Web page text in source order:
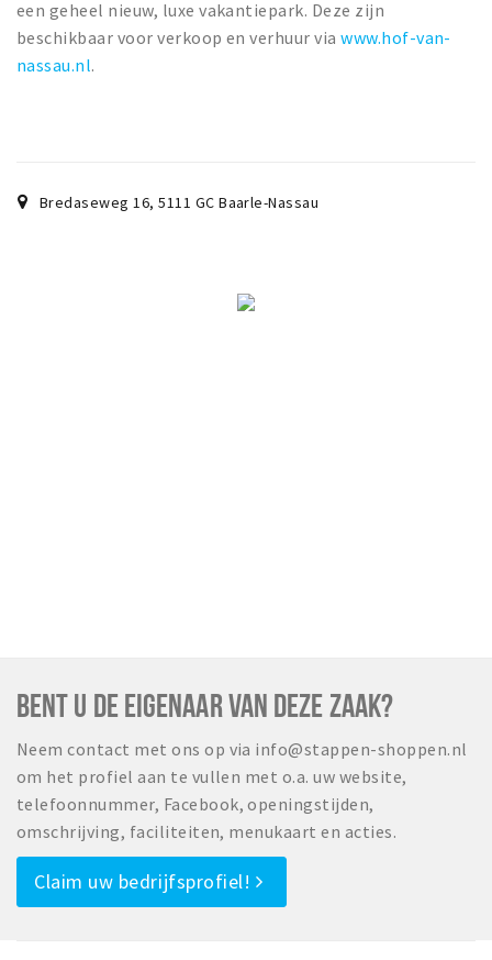
Wandelroutes
Natuurgebieden
Inloggen
een geheel nieuw, luxe vakantiepark. Deze zijn
beschikbaar voor verkoop en verhuur viawww.hof-van-
nassau.nl.
Bredaseweg 16,5111 GC Baarle-Nassau
BENT U DE EIGENAAR VAN DEZE ZAAK?
Neem contact met ons op via info@stappen-shoppen.nl
om het profiel aan te vullen met o.a. uw website,
telefoonnummer, Facebook, openingstijden,
omschrijving, faciliteiten, menukaart en acties.
Claim uw bedrijfsprofiel!